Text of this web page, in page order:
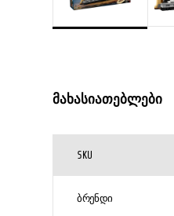
მახასიათებლები
SKU
ᲑᲠᲔᲜᲓᲘ